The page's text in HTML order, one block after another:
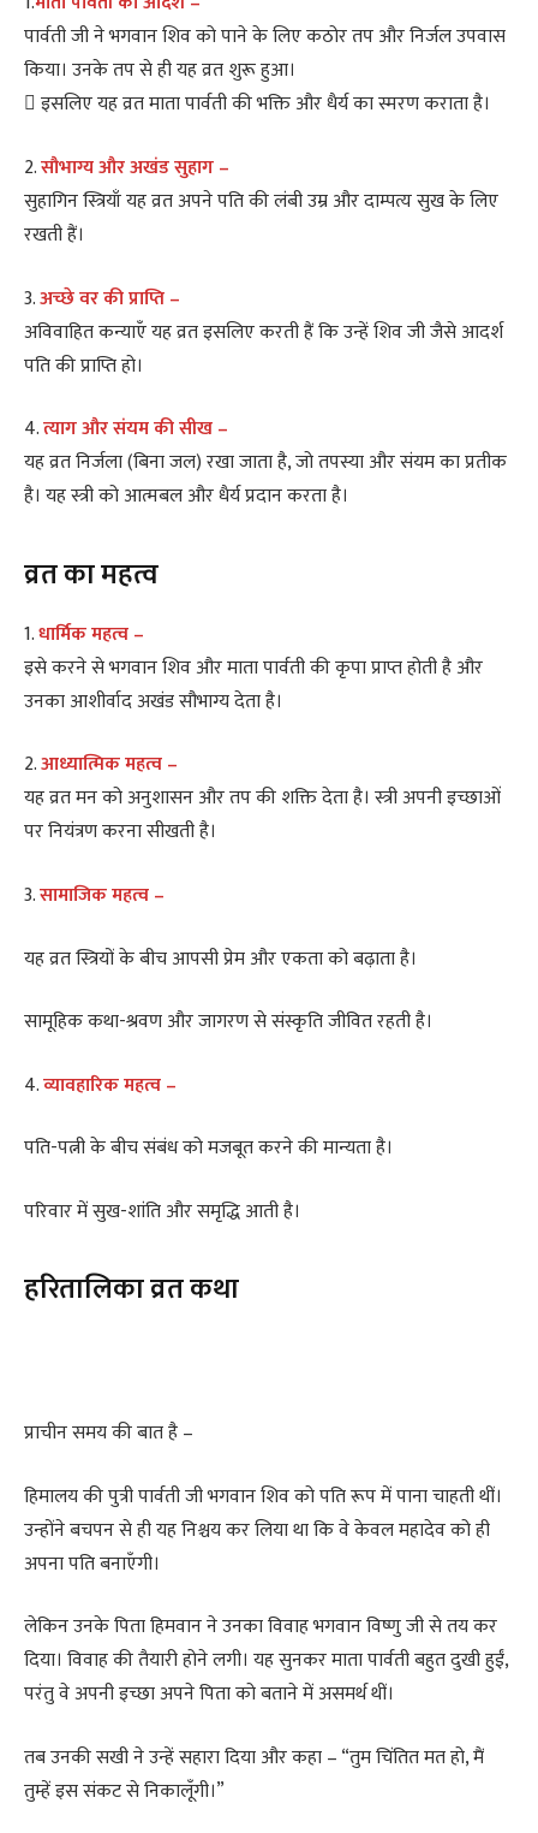
पार्वती जी ने भगवान शिव को पाने के लिए कठोर तप और निर्जल उपवास
किया। उनके तप से ही यह व्रत शुरू हुआ।
 इसलिए यह व्रत माता पार्वती की भक्ति और धैर्य का स्मरण कराता है।
2.सौभाग्य और अखंड सुहाग –
सुहागिन स्त्रियाँ यह व्रत अपने पति की लंबी उम्र और दाम्पत्य सुख के लिए
रखती हैं।
3.अच्छे वर की प्राप्ति –
अविवाहित कन्याएँ यह व्रत इसलिए करती हैं कि उन्हें शिव जी जैसे आदर्श
पति की प्राप्ति हो।
4.त्याग और संयम की सीख –
यह व्रत निर्जला (बिना जल) रखा जाता है, जो तपस्या और संयम का प्रतीक
है। यह स्त्री को आत्मबल और धैर्य प्रदान करता है।
व्रत का महत्व
1.धार्मिक महत्व –
इसे करने से भगवान शिव और माता पार्वती की कृपा प्राप्त होती है और
उनका आशीर्वाद अखंड सौभाग्य देता है।
2.आध्यात्मिक महत्व –
यह व्रत मन को अनुशासन और तप की शक्ति देता है। स्त्री अपनी इच्छाओं
पर नियंत्रण करना सीखती है।
3.सामाजिक महत्व –
यह व्रत स्त्रियों के बीच आपसी प्रेम और एकता को बढ़ाता है।
सामूहिक कथा-श्रवण और जागरण से संस्कृति जीवित रहती है।
4.व्यावहारिक महत्व –
पति-पत्नी के बीच संबंध को मजबूत करने की मान्यता है।
परिवार में सुख-शांति और समृद्धि आती है।
हरितालिका व्रत कथा
प्राचीन समय की बात है –
हिमालय की पुत्री पार्वती जी भगवान शिव को पति रूप में पाना चाहती थीं।
उन्होंने बचपन से ही यह निश्चय कर लिया था कि वे केवल महादेव को ही
अपना पति बनाएँगी।
लेकिन उनके पिता हिमवान ने उनका विवाह भगवान विष्णु जी से तय कर
दिया। विवाह की तैयारी होने लगी। यह सुनकर माता पार्वती बहुत दुखी हुईं,
परंतु वे अपनी इच्छा अपने पिता को बताने में असमर्थ थीं।
तब उनकी सखी ने उन्हें सहारा दिया और कहा – “तुम चिंतित मत हो, मैं
तुम्हें इस संकट से निकालूँगी।”